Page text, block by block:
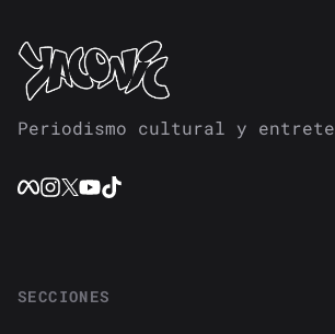
Periodismo cultural y
SECCIONES